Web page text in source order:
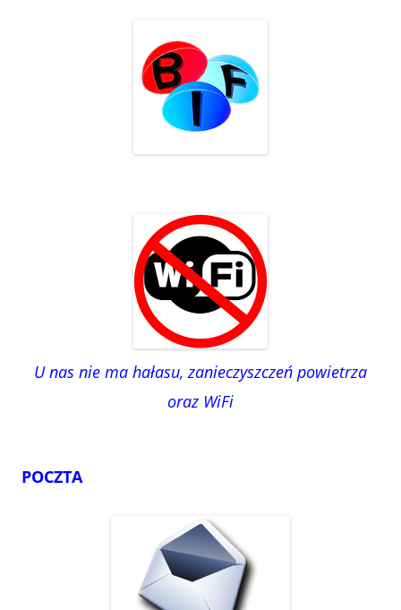
U nas nie ma hałasu, zanieczyszczeń powietrza
oraz WiFi
POCZTA